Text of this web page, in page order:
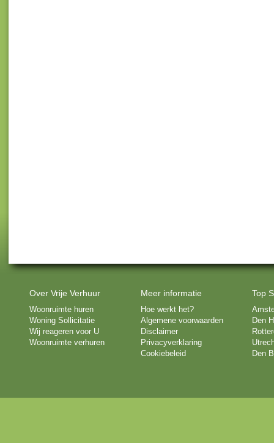
Over Vrije Verhuur
Woonruimte huren
Woning Sollicitatie
Wij reageren voor U
Woonruimte verhuren
Meer informatie
Hoe werkt het?
Algemene voorwaarden
Disclaimer
Privacyverklaring
Cookiebeleid
Top
Den
Den